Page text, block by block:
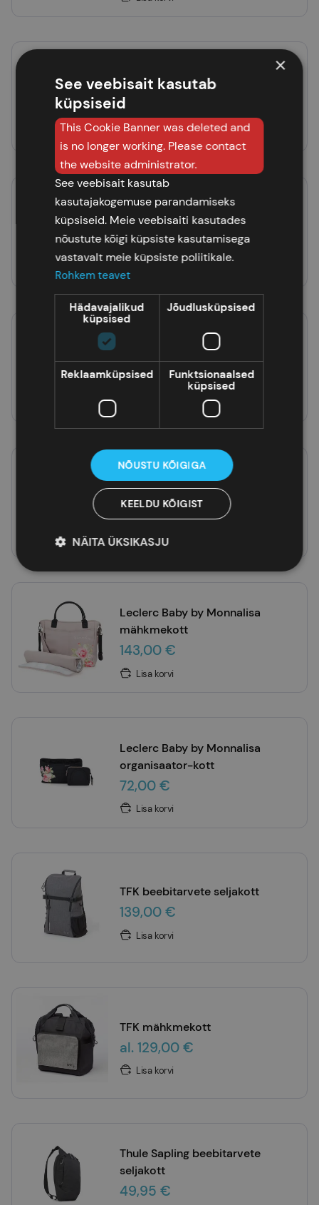
kott Travel
135,00 €
Lisa korvi
ABC Design Urban
mähkmekott
100,00 €
Childhome beebitarvete
seljakott Family Club,
Signature
84,95 €
Childhome beebitarvete kott
Mommy Bag, Signature
119,00 €
Lisa korvi
Leclerc Baby by Monnalisa
mähkmekott
143,00 €
Lisa korvi
Leclerc Baby by Monnalisa
organisaator-kott
72,00 €
Lisa korvi
TFK beebitarvete seljakott
139,00 €
Lisa korvi
TFK mähkmekott
al. 129,00 €
Lisa korvi
Thule Sapling beebitarvete
seljakott
49,95 €
×
See veebisait kasutab
küpsiseid
This Cookie Banner was deleted and
is no longer working. Please contact
the website administrator.
See veebisait kasutab
kasutajakogemuse parandamiseks
küpsiseid. Meie veebisaiti kasutades
nõustute kõigi küpsiste kasutamisega
vastavalt meie küpsiste poliitikale.
Rohkem teavet
Hädavajalikud
küpsised
Jõudlusküpsised
Reklaamküpsised
Funktsionaalsed
küpsised
NÕUSTU KÕIGIGA
KEELDU KÕIGIST
NÄITA ÜKSIKASJU